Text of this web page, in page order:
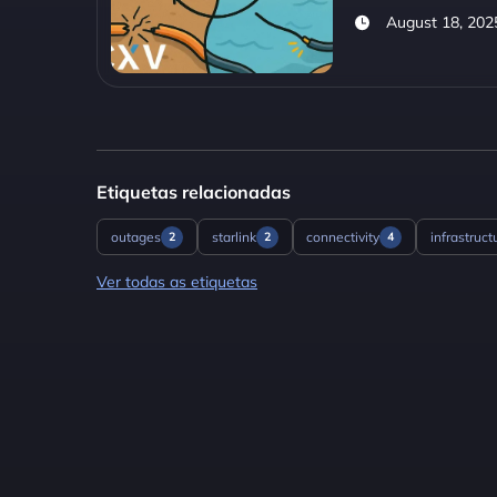
August 18,
Etiquetas relacionadas
outages 2 starlink 2 connectivity 4
Ver todas as etiquetas